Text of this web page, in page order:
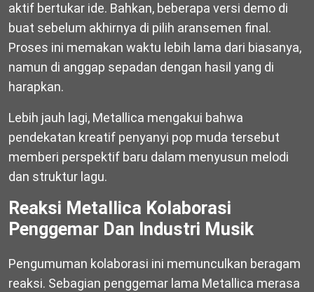
aktif bertukar ide. Bahkan, beberapa versi demo di
buat sebelum akhirnya di pilih aransemen final.
Proses ini memakan waktu lebih lama dari biasanya,
namun di anggap sepadan dengan hasil yang di
harapkan.
Lebih jauh lagi, Metallica mengakui bahwa
pendekatan kreatif penyanyi pop muda tersebut
memberi perspektif baru dalam menyusun melodi
dan struktur lagu.
Reaksi Metallica Kolaborasi
Penggemar Dan Industri Musik
Pengumuman kolaborasi ini memunculkan beragam
reaksi. Sebagian penggemar lama Metallica merasa